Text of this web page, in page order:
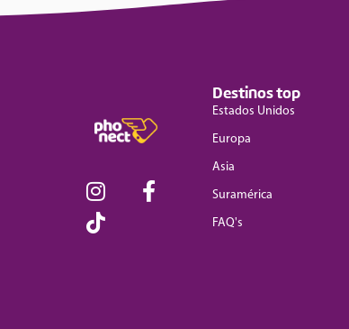
Destinos top
Estados Unidos
Europa
Asia
Suramérica
FAQ's